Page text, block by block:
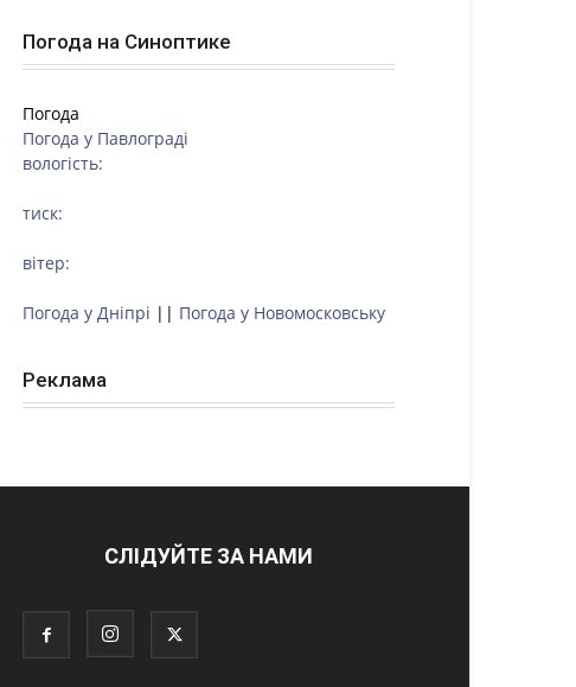
Погода на Синоптике
Погода
Погода у Павлограді
вологість:
тиск:
вітер:
Погода у Дніпрі || Погода у Новомосковську
Реклама
СЛІДУЙТЕ ЗА НАМИ